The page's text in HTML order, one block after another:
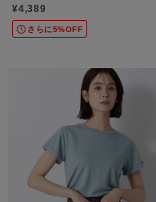
¥4,389
さらに5%OFF